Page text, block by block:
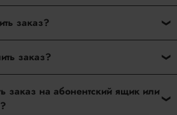
ввести только данные при
заказ?
менеджера. Как только мы
товара, то сразу пришлем ссылку на
активная кнопка "Перейти к
оплатить товар можно
заказ?
по всей территории РФ, в новые
в Республику Беларусь,
заказ на абонентский ящик или